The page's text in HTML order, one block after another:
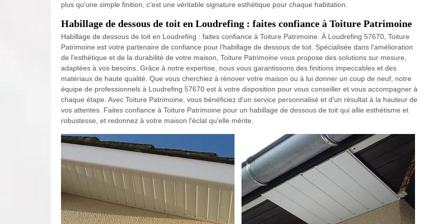
plus qu'une simple finition, c'est une véritable signature esthétique pour chaque habitation.
Habillage de dessous de toit en Loudrefing : faites confiance à Toiture Patrimoine
Habillage de dessous de toit en Loudrefing : faites confiance à Toiture Patrimoine. À Loudrefing 57670, Toiture
Patrimoine est votre partenaire de confiance pour l'habillage de dessous de toit. Spécialisée dans l'amélioration
de l'esthétique et de la durabilité de votre maison, Toiture Patrimoine vous propose des solutions sur mesure,
adaptées à vos besoins. Grâce à notre expertise, nous vous garantissons des finitions impeccables et des
matériaux de haute qualité. Que vous cherchiez à rénover votre maison ou à lui donner un coup de neuf, notre
équipe de professionnels à Loudrefing 57670 est à votre disposition pour vous conseiller et vous accompagner à
chaque étape. Avec Toiture Patrimoine, vous bénéficiez d'un service personnalisé et d'un résultat à la hauteur de
vos attentes. Faites confiance à Toiture Patrimoine pour un habillage de dessous de toit qui allie esthétisme et
robustesse, et redonnez à votre maison l'éclat qu'elle mérite.